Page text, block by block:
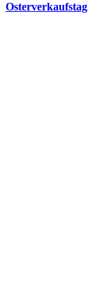
Osterverkaufstag